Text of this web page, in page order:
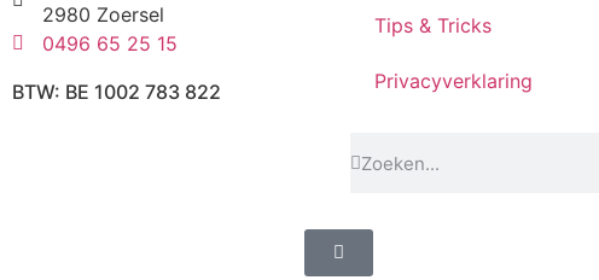
2980 Zoersel
0496 65 25 15
BTW: BE 1002 783 822
Tips & Tricks
Privacyverklaring